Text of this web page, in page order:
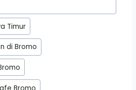
Timur
di Bromo
Bromo